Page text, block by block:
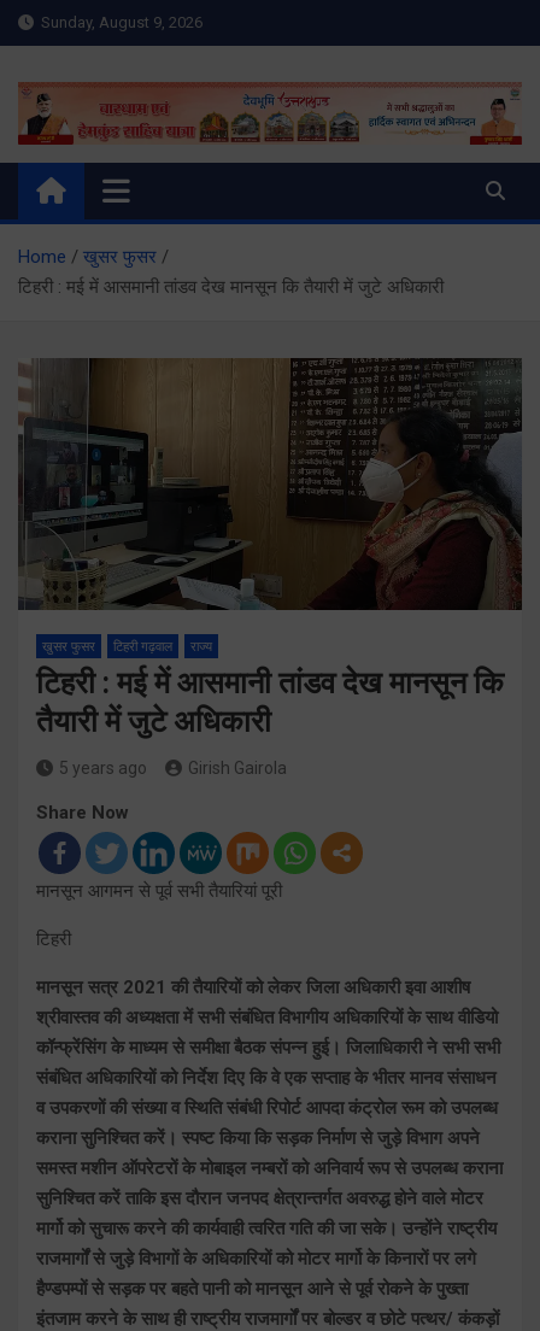
Skip
to
Sunday, August 9, 2026
Meru Raibar | Uttarakhand
News | Uttarkashi News
meruraibar.com
Home
खुसर फुसर
टिहरी : मई में आसमानी तांडव देख मानसून कि तैयारी में जुटे अधिकारी
खुसर फुसर टिहरी गढ़वाल राज्य
टिहरी : मई में आसमानी तांडव देख मानसून कि
तैयारी में जुटे अधिकारी
5 years ago Girish Gairola
Share Now
मानसून आगमन से पूर्व सभी तैयारियां पूरी
टिहरी
मानसून सत्र 2021 की तैयारियों को लेकर जिला अधिकारी इवा आशीष
श्रीवास्तव की अध्यक्षता में सभी संबंधित विभागीय अधिकारियों के साथ वीडियो
कॉन्फ्रेंसिंग के माध्यम से समीक्षा बैठक संपन्न हुई। जिलाधिकारी ने सभी सभी
संबंधित अधिकारियों को निर्देश दिए कि वे एक सप्ताह के भीतर मानव संसाधन
व उपकरणों की संख्या व स्थिति संबंधी रिपोर्ट आपदा कंट्रोल रूम को उपलब्ध
कराना सुनिश्चित करें। स्पष्ट किया कि सड़क निर्माण से जुड़े विभाग अपने
समस्त मशीन ऑपरेटरों के मोबाइल नम्बरों को अनिवार्य रूप से उपलब्ध कराना
सुनिश्चित करें ताकि इस दौरान जनपद क्षेत्रान्तर्गत अवरुद्ध होने वाले मोटर
मार्गो को सुचारू करने की कार्यवाही त्वरित गति की जा सके। उन्होंने राष्ट्रीय
राजमार्गों से जुड़े विभागों के अधिकारियों को मोटर मार्गो के किनारों पर लगे
हैण्डपम्पों से सड़क पर बहते पानी को मानसून आने से पूर्व रोकने के पुख्ता
इंतजाम करने के साथ ही राष्ट्रीय राजमार्गों पर बोल्डर व छोटे पत्थर/ कंकड़ों